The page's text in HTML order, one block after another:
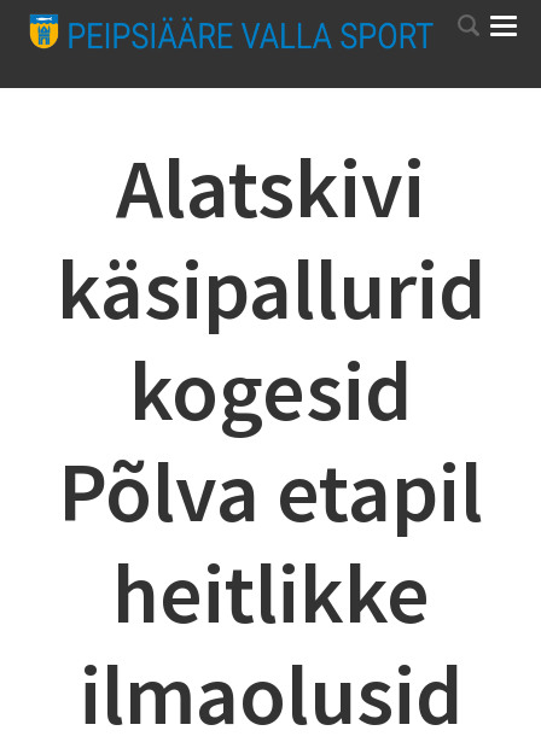
Alatskivi
käsipallurid
kogesid
Põlva etapil
heitlikke
ilmaolusid